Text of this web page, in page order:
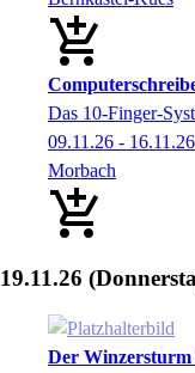
Das 10-Finger-
09.11.26 - 16.11.26
Morbach
19.11.26
Der Winzersturm